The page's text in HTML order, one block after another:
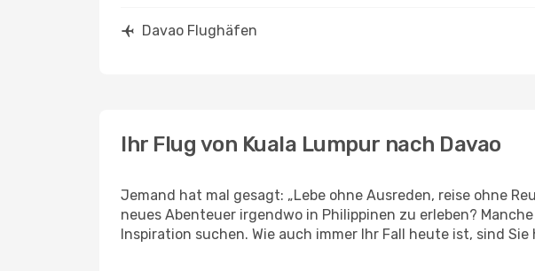
Davao Flughäfen
Ihr Flug von Kuala Lumpur nach Davao
Jemand hat mal gesagt: „Lebe ohne Ausreden, reise ohne
neues Abenteuer irgendwo in Philippinen zu erleben?
Inspiration suchen. Wie auch immer Ihr Fall heute ist, sind